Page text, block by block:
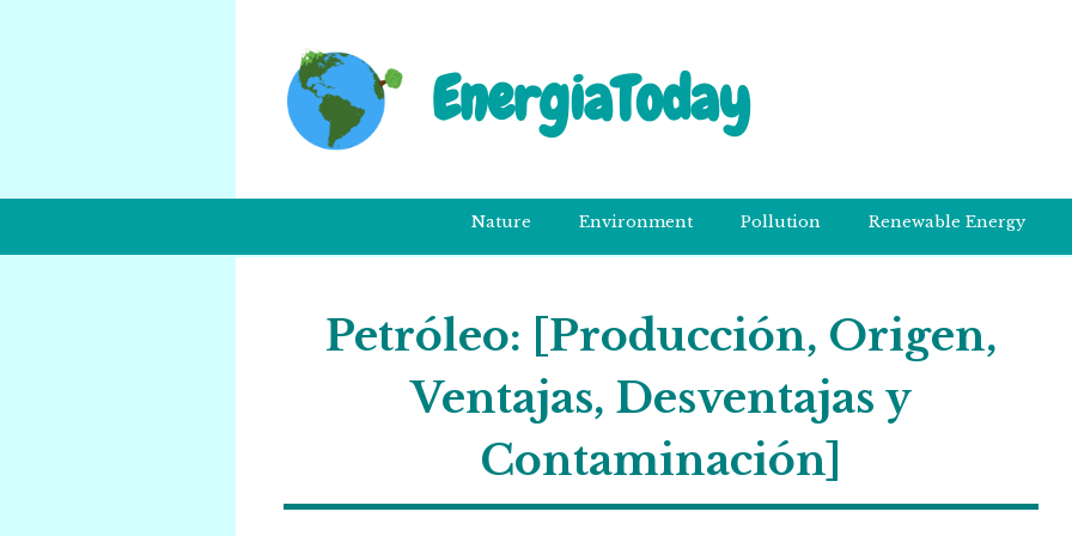
EnergiaToday
Nature Environment Pollution Renewable Energy
Petróleo: [Producción, Origen,
Ventajas, Desventajas y
Contaminación]